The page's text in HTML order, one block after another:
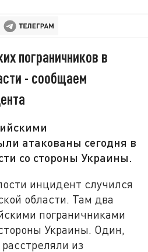
пограничников в
- сообщаем
атакованы сегодня в
со стороны Украины.
инцидент случился
области. Там два
пограничниками
Украины. Один,
из